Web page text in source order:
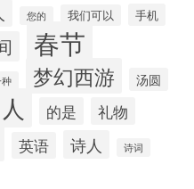
您的 我们可以 手机
春节
梦幻西游 汤圆
的是 礼物
英语 诗人 诗词